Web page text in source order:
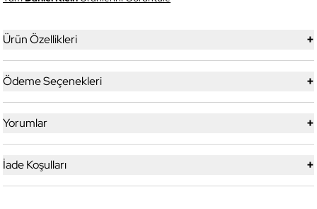
Ürün Özellikleri +
Ödeme Seçenekleri +
Yorumlar +
İade Koşulları +